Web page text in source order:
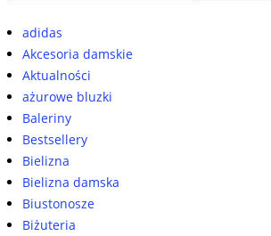
adidas
Akcesoria damskie
Aktualności
ażurowe bluzki
Baleriny
Bestsellery
Bielizna
Bielizna damska
Biustonosze
Biżuteria